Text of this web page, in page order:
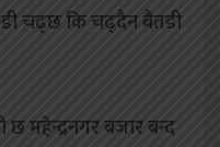
चढ्छ कि चढ्दैन बैतडी
महेन्द्रनगर बजार बन्द